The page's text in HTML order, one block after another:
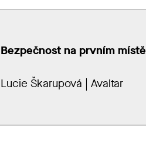
Bezpečnost na prvním místě
Lucie Škarupová | Avaltar